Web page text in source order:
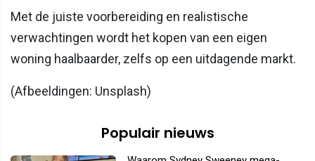
Met de juiste voorbereiding en realistische
verwachtingen wordt het kopen van een eigen
woning haalbaarder, zelfs op een uitdagende markt.
(Afbeeldingen: Unsplash)
Populair nieuws